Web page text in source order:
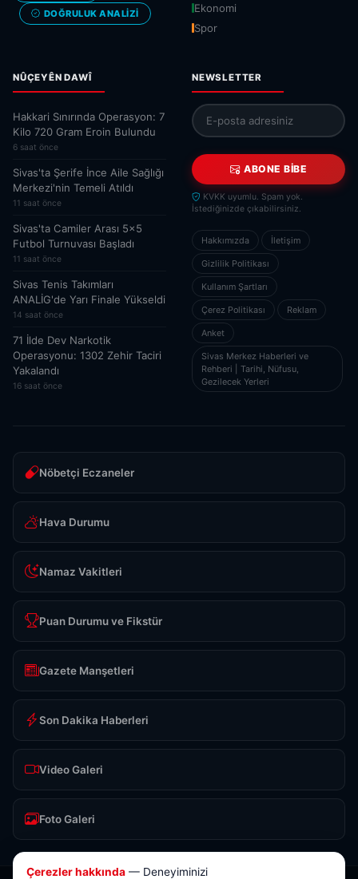
DOĞRULUK ANALIZI
Ekonomi
Spor
NÛÇEYÊN DAWÎ
Hakkari Sınırında Operasyon: 7
Kilo 720 Gram Eroin Bulundu
6 saat önce
Sivas'ta Şerife İnce Aile Sağlığı
Merkezi'nin Temeli Atıldı
11 saat önce
Sivas'ta Camiler Arası 5x5
Futbol Turnuvası Başladı
11 saat önce
Sivas Tenis Takımları
ANALİG'de Yarı Finale Yükseldi
14 saat önce
71 İlde Dev Narkotik
Operasyonu: 1302 Zehir Taciri
Yakalandı
16 saat önce
NEWSLETTER
ABONE BIBE
KVKK uyumlu. Spam yok.
İstediğinizde çıkabilirsiniz.
Hakkımızda İletişim
Gizlilik Politikası
Kullanım Şartları
Çerez Politikası Reklam
Anket
Sivas Merkez Haberleri ve
Rehberi | Tarihi, Nüfusu,
Gezilecek Yerleri
Nöbetçi Eczaneler
Hava Durumu
Namaz Vakitleri
Puan Durumu ve Fikstür
Gazete Manşetleri
Son Dakika Haberleri
Video Galeri
Foto Galeri
Çerezler hakkında — Deneyiminizi